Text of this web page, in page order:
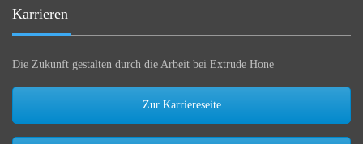
Karrieren
Die Zukunft gestalten durch die Arbeit bei Extrude Hone
Zur Karriereseite